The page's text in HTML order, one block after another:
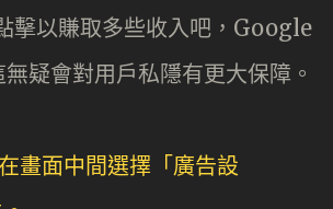
擊以賺取多些收入吧，Google
疑會對用戶私隱有更大保障。